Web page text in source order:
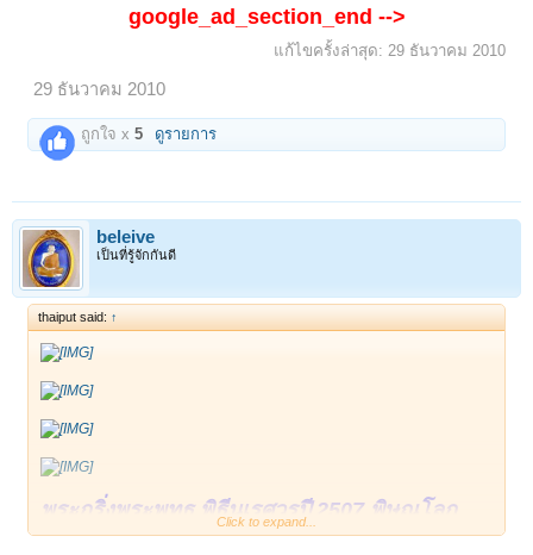
google_ad_section_end -->
แก้ไขครั้งล่าสุด: 29 ธันวาคม 2010
29 ธันวาคม 2010
ถูกใจ x5 ดูรายการ
beleive
เป็นที่รู้จักกันดี
thaiput said: ↑
พระกริ่งพระพุทธ พิธีนเรศวรปี 2507 พิษณุโลก
เนื้อทองผสม.. พระกริ่งพระพุทธ พิธีพระกริ่ง
Click to expand...